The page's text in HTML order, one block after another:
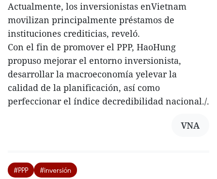
Actualmente, los inversionistas enVietnam
movilizan principalmente préstamos de
instituciones crediticias, reveló.
Con el fin de promover el PPP, HaoHung
propuso mejorar el entorno inversionista,
desarrollar la macroeconomía yelevar la
calidad de la planificación, así como
perfeccionar el índice decredibilidad nacional./.
VNA
#PPP #inversión